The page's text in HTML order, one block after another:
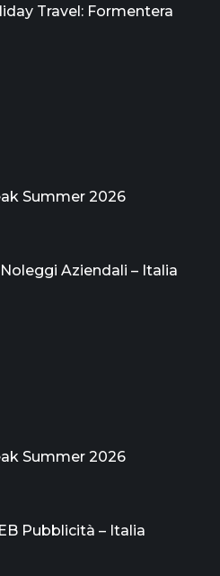
Travel: Formentera
Summer 2026
Aziendali – Italia
Summer 2026
Pubblicità – Italia